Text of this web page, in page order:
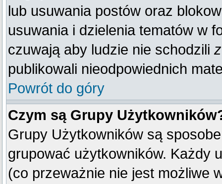
lub usuwania postów oraz
usuwania i dzielenia tematów w
czuwają aby ludzie nie schodzili
publikowali nieodpowiednich
Powrót do góry
Czym są Grupy
Grupy Użytkowników są
grupować użytkowników. Każdy
(co przeważnie nie jest możliwe